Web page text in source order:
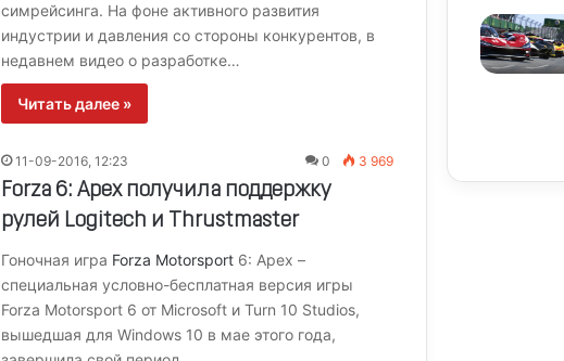
симрейсинга. На фоне активного развития
индустрии и давления со стороны конкурентов, в
недавнем видео о разработке…
Читать далее »
11-09-2016, 12:23 0 3 969
Forza 6: Apex получила поддержку
рулей Logitech и Thrustmaster
Гоночная игра Forza Motorsport 6: Apex –
специальная условно-бесплатная версия игры
Forza Motorsport 6 от Microsoft и Turn 10 Studios,
вышедшая для Windows 10 в мае этого года,